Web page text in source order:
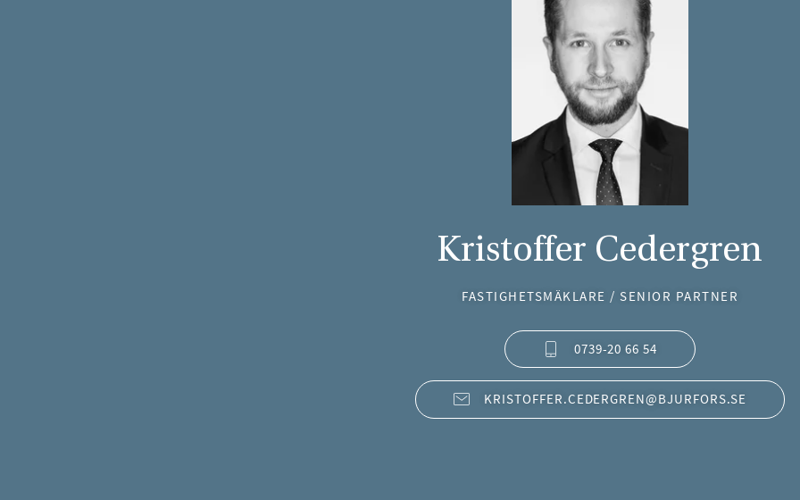
Kristoffer Cedergren
FASTIGHETSMÄKLARE / SENIOR PARTNER
0739-20 66 54
KRISTOFFER.CEDERGREN@BJURFORS.SE